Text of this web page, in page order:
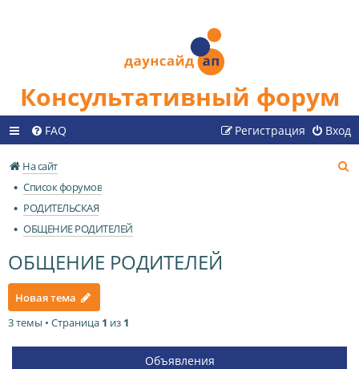
Консультативный форум
FAQ Вход
Регистрация
На сайт
Список форумов
РОДИТЕЛЬСКАЯ
ОБЩЕНИЕ РОДИТЕЛЕЙ
ОБЩЕНИЕ РОДИТЕЛЕЙ
Новая тема
3 темы • Страница 1 из 1
Объявления